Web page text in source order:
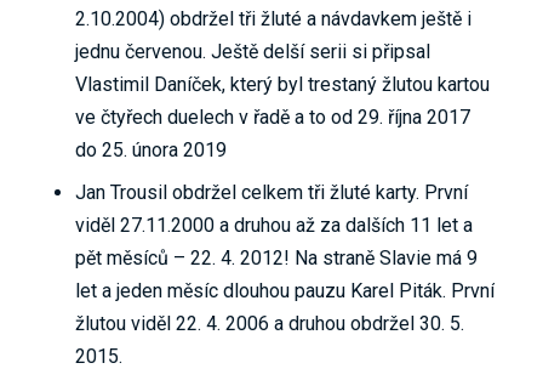
2.10.2004) obdržel tři žluté a návdavkem ještě i
jednu červenou. Ještě delší serii si připsal
Vlastimil Daníček, který byl trestaný žlutou kartou
ve čtyřech duelech v řadě a to od 29. října 2017
do 25. února 2019
Jan Trousil obdržel celkem tři žluté karty. První
viděl 27.11.2000 a druhou až za dalších 11 let a
pět měsíců – 22. 4. 2012! Na straně Slavie má 9
let a jeden měsíc dlouhou pauzu Karel Piták. První
žlutou viděl 22. 4. 2006 a druhou obdržel 30. 5.
2015.